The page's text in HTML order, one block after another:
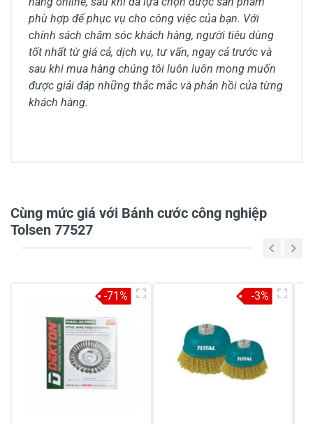
phù hợp để phục vụ cho công việc của bạn. Với
chính sách chăm sóc khách hàng, người tiêu dùng
tốt nhất từ giá cả, dịch vụ, tư vấn, ngay cả trước và
sau khi mua hàng chúng tôi luôn luôn mong muốn
được giải đáp những thắc mắc và phản hồi của từng
khách hàng.
2
1
-
Chia sẻ nhận xét về sản phẩm
Cùng mức giá với Bánh cước công nghiệp
Tolsen 77527
-71% -3%